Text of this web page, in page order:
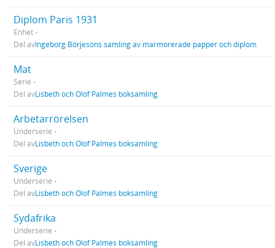
Diplom Paris 1931
Enhet
Del avIngeborg Börjesons samling av marmorerade papper och diplom
Mat
Serie
Del avLisbeth och Olof Palmes boksamling
Arbetarrörelsen
Underserie
Del avLisbeth och Olof Palmes boksamling
Sverige
Underserie
Del avLisbeth och Olof Palmes boksamling
Sydafrika
Underserie
Del avLisbeth och Olof Palmes boksamling